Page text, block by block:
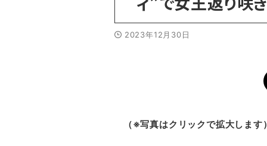
2023年12月30日
（※写真はクリックで拡大します